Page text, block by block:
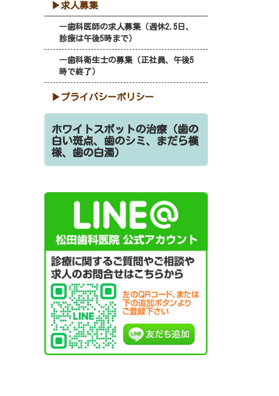
求人募集
歯科医師の求人募集（週休2.5日、
診療は午後5時まで）
歯科衛生士の募集（正社員、午後5
時で終了）
プライバシーポリシー
ホワイトスポットの治療（歯の
白い斑点、歯のシミ、まだら模
様、歯の白濁）